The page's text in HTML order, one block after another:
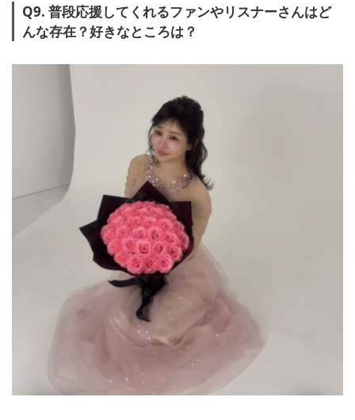
Q9. 普段応援してくれるファンやリスナーさんはど
んな存在？好きなところは？